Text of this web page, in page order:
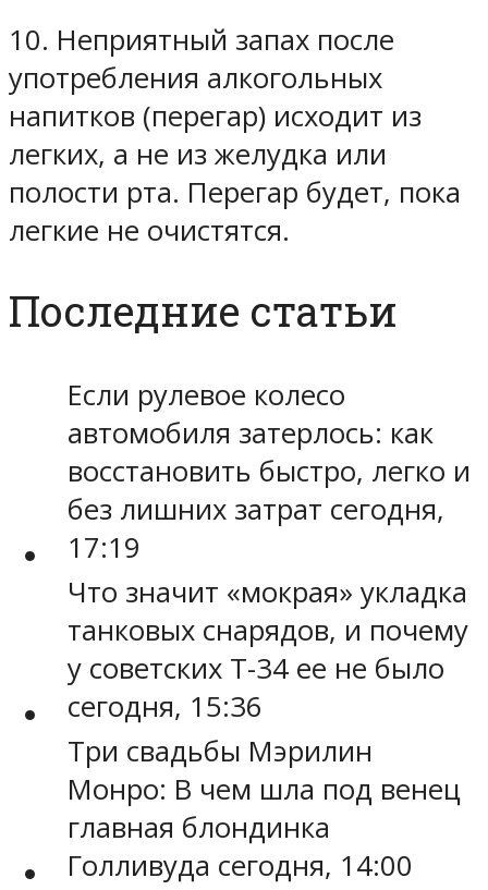
10. Неприятный запах после
употребления алкогольных
напитков (перегар) исходит из
легких, а не из желудка или
полости рта. Перегар будет, пока
легкие не очистятся.
Последние статьи
Если рулевое колесо
автомобиля затерлось: как
восстановить быстро, легко и
без лишних затрат сегодня,
17:19
Что значит «мокрая» укладка
танковых снарядов, и почему
у советских Т-34 ее не было
сегодня, 15:36
Три свадьбы Мэрилин
Монро: В чем шла под венец
главная блондинка
Голливуда сегодня, 14:00